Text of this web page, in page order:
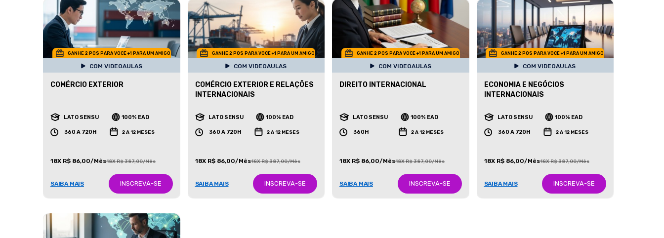
GANHE 2 POS PARA VOCE +1 PARA UM AMIGO
COM VIDEOAULAS
COMÉRCIO EXTERIOR
LATO SENSU 100% EAD
360 A 720H 2 A 12 MESES
18X R$ 86,00/Mês18X R$ 387,00/Mês
SAIBA MAIS INSCREVA-SE
GANHE 2 POS PARA VOCE +1 PARA UM AMIGO
COM VIDEOAULAS
COMÉRCIO EXTERIOR E RELAÇÕES
INTERNACIONAIS
LATO SENSU 100% EAD
360 A 720H 2 A 12 MESES
18X R$ 86,00/Mês18X R$ 387,00/Mês
SAIBA MAIS INSCREVA-SE
GANHE 2 POS PARA VOCE +1 PARA UM AMIGO
COM VIDEOAULAS
DIREITO INTERNACIONAL
LATO SENSU 100% EAD
360H 2 A 12 MESES
18X R$ 86,00/Mês18X R$ 387,00/Mês
SAIBA MAIS INSCREVA-SE
GANHE 2 POS PARA VOCE +1 PARA UM AMIGO
COM VIDEOAULAS
ECONOMIA E NEGÓCIOS
INTERNACIONAIS
LATO SENSU 100% EAD
360 A 720H 2 A 12 MESES
18X R$ 86,00/Mês18X R$ 387,00/Mês
SAIBA MAIS INSCREVA-SE